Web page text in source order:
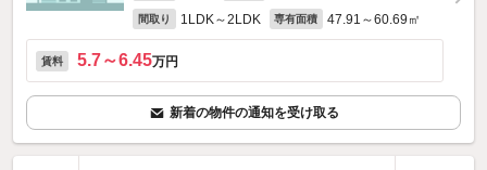
間取り 1LDK～2LDK 専有面積 47.91～60.69㎡
賃料 5.7～6.45万円
新着の物件の通知を受け取る